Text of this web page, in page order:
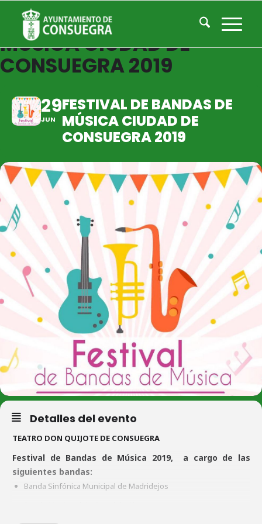
FESTIVAL DE BANDAS DE
MÚSICA CIUDAD DE
CONSUEGRA 2019
29
JUN
FESTIVAL DE BANDAS DE
MÚSICA CIUDAD DE
CONSUEGRA 2019
Detalles del evento
TEATRO DON QUIJOTE DE CONSUEGRA
Festival de Bandas de Música 2019, a cargo de las
siguientes bandas:
Banda Sinfónica Municipal de Madridejos